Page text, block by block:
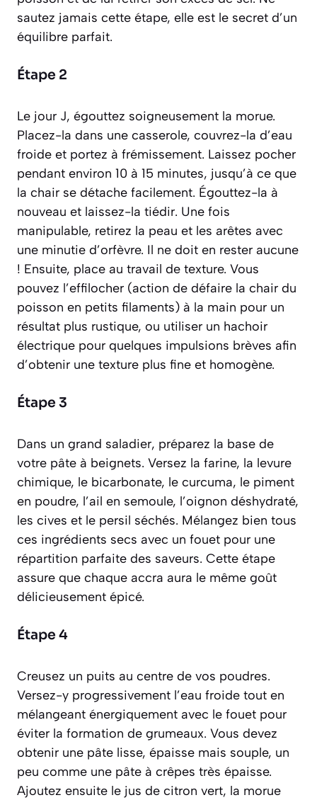
sautez jamais cette étape, elle est le secret d’un
équilibre parfait.
Étape 2
Le jour J, égouttez soigneusement la morue.
Placez-la dans une casserole, couvrez-la d’eau
froide et portez à frémissement. Laissez pocher
pendant environ 10 à 15 minutes, jusqu’à ce que
la chair se détache facilement. Égouttez-la à
nouveau et laissez-la tiédir. Une fois
manipulable, retirez la peau et les arêtes avec
une minutie d’orfèvre. Il ne doit en rester aucune
! Ensuite, place au travail de texture. Vous
pouvez l’effilocher (action de défaire la chair du
poisson en petits filaments) à la main pour un
résultat plus rustique, ou utiliser un hachoir
électrique pour quelques impulsions brèves afin
d’obtenir une texture plus fine et homogène.
Étape 3
Dans un grand saladier, préparez la base de
votre pâte à beignets. Versez la farine, la levure
chimique, le bicarbonate, le curcuma, le piment
en poudre, l’ail en semoule, l’oignon déshydraté,
les cives et le persil séchés. Mélangez bien tous
ces ingrédients secs avec un fouet pour une
répartition parfaite des saveurs. Cette étape
assure que chaque accra aura le même goût
délicieusement épicé.
Étape 4
Creusez un puits au centre de vos poudres.
Versez-y progressivement l’eau froide tout en
mélangeant énergiquement avec le fouet pour
éviter la formation de grumeaux. Vous devez
obtenir une pâte lisse, épaisse mais souple, un
peu comme une pâte à crêpes très épaisse.
Ajoutez ensuite le jus de citron vert, la morue